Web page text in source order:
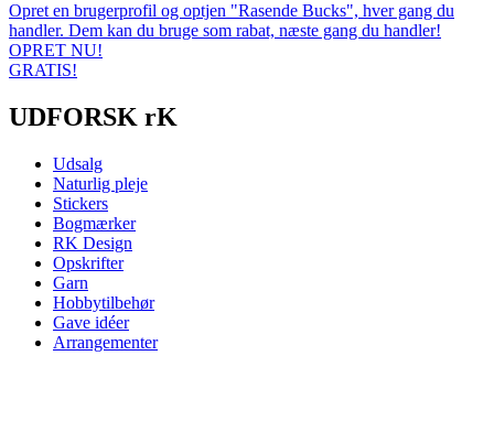
Opret en brugerprofil og optjen "Rasende Bucks", hver gang du
handler. Dem kan du bruge som rabat, næste gang du handler!
OPRET NU!
GRATIS!
UDFORSK rK
Udsalg
Naturlig pleje
Stickers
Bogmærker
RK Design
Opskrifter
Garn
Hobbytilbehør
Gave idéer
Arrangementer